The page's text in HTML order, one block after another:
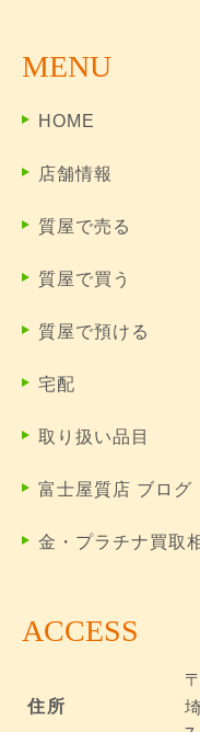
MENU
HOME
店舗情報
質屋で売る
質屋で買う
質屋で預ける
宅配
取り扱い品目
富士屋質店 ブログ
金・プラチナ買取
ACCESS
住所